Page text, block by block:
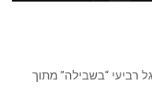
, בסינגל רביעי “בשבילה” מתוך